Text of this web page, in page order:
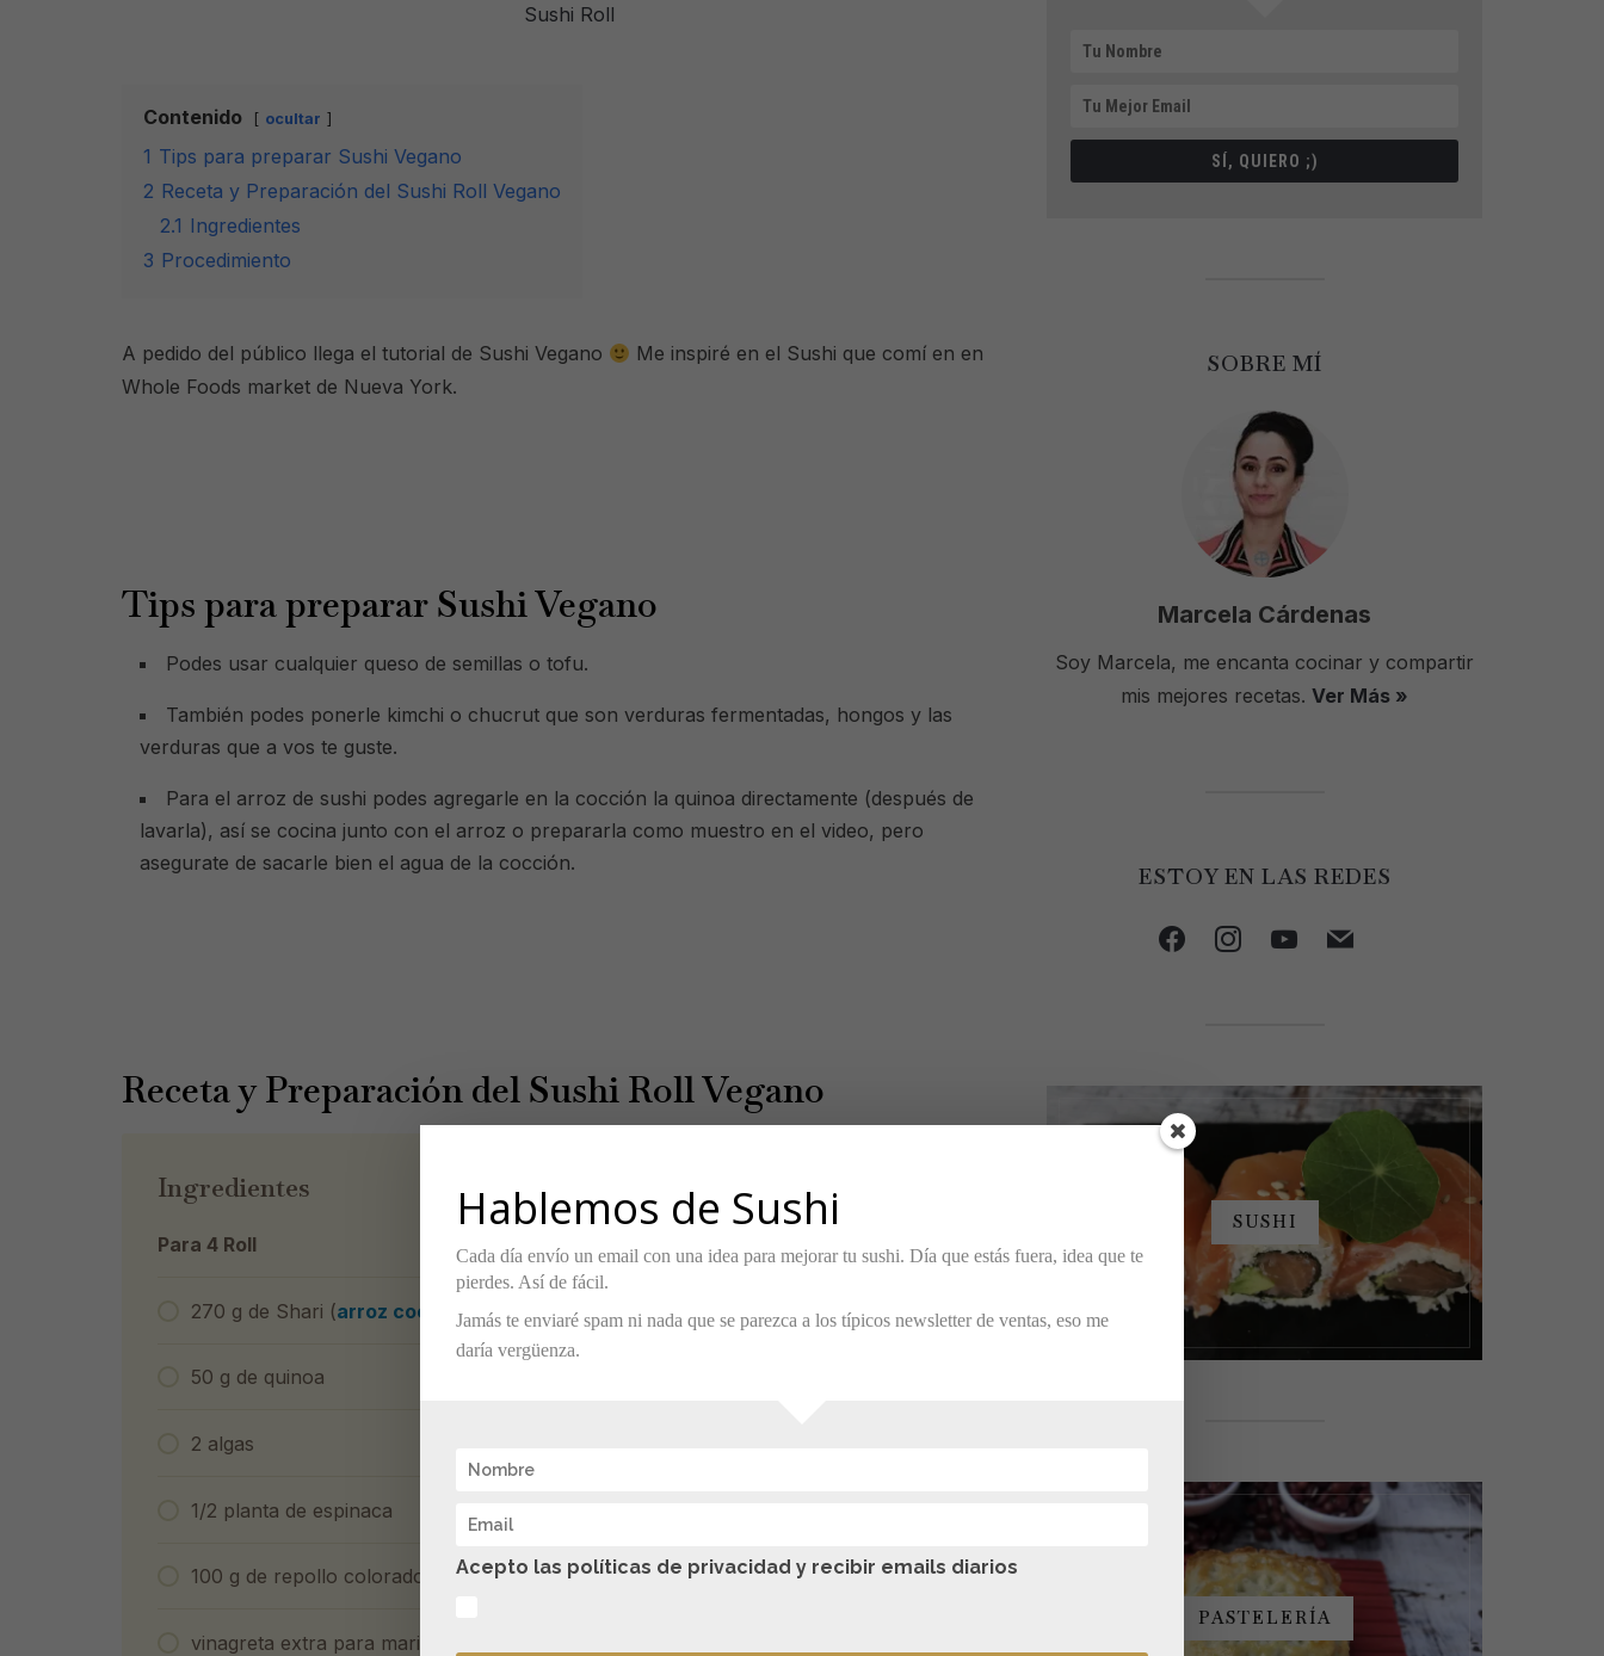
Sushi Roll
Contenido ocultar
1 Tips para preparar Sushi Vegano
2 Receta y Preparación del Sushi Roll Vegano
2.1 Ingredientes
3 Procedimiento
A pedido del público llega el tutorial de Sushi Vegano
Me inspiré en el Sushi que comí en en
Whole Foods market de Nueva York.
Tips para preparar Sushi Vegano
Podes usar cualquier queso de semillas o tofu.
También podes ponerle kimchi o chucrut que son verduras fermentadas, hongos y las
verduras que a vos te guste.
Para el arroz de sushi podes agregarle en la cocción la quinoa directamente (después de
lavarla), así se cocina junto con el arroz o prepararla como muestro en el video, pero
asegurate de sacarle bien el agua de la cocción.
Receta y Preparación del Sushi Roll Vegano
Ingredientes
Para 4 Roll
270 g de Shari (arroz cocido y condimentado para sushi
50 g de quinoa
2 algas
1/2 planta de espinaca
100 g de repollo colorado
vinagreta extra para marinar el repollo
SÍ, QUIERO ;)
SOBRE MÍ
Marcela Cárdenas
Soy Marcela, me encanta cocinar y compartir
mis mejores recetas. Ver Más »
ESTOY EN LAS REDES
facebookinstagramyoutubemail
SUSHI
PASTELERÍA
Hablemos de Sushi
Cada día envío un email con una idea para mejorar tu sushi. Día que estás fuera, idea que te
pierdes. Así de fácil.
Jamás te enviaré spam ni nada que se parezca a los típicos newsletter de ventas, eso me
daría vergüenza.
Acepto las políticas de privacidad y recibir emails diarios